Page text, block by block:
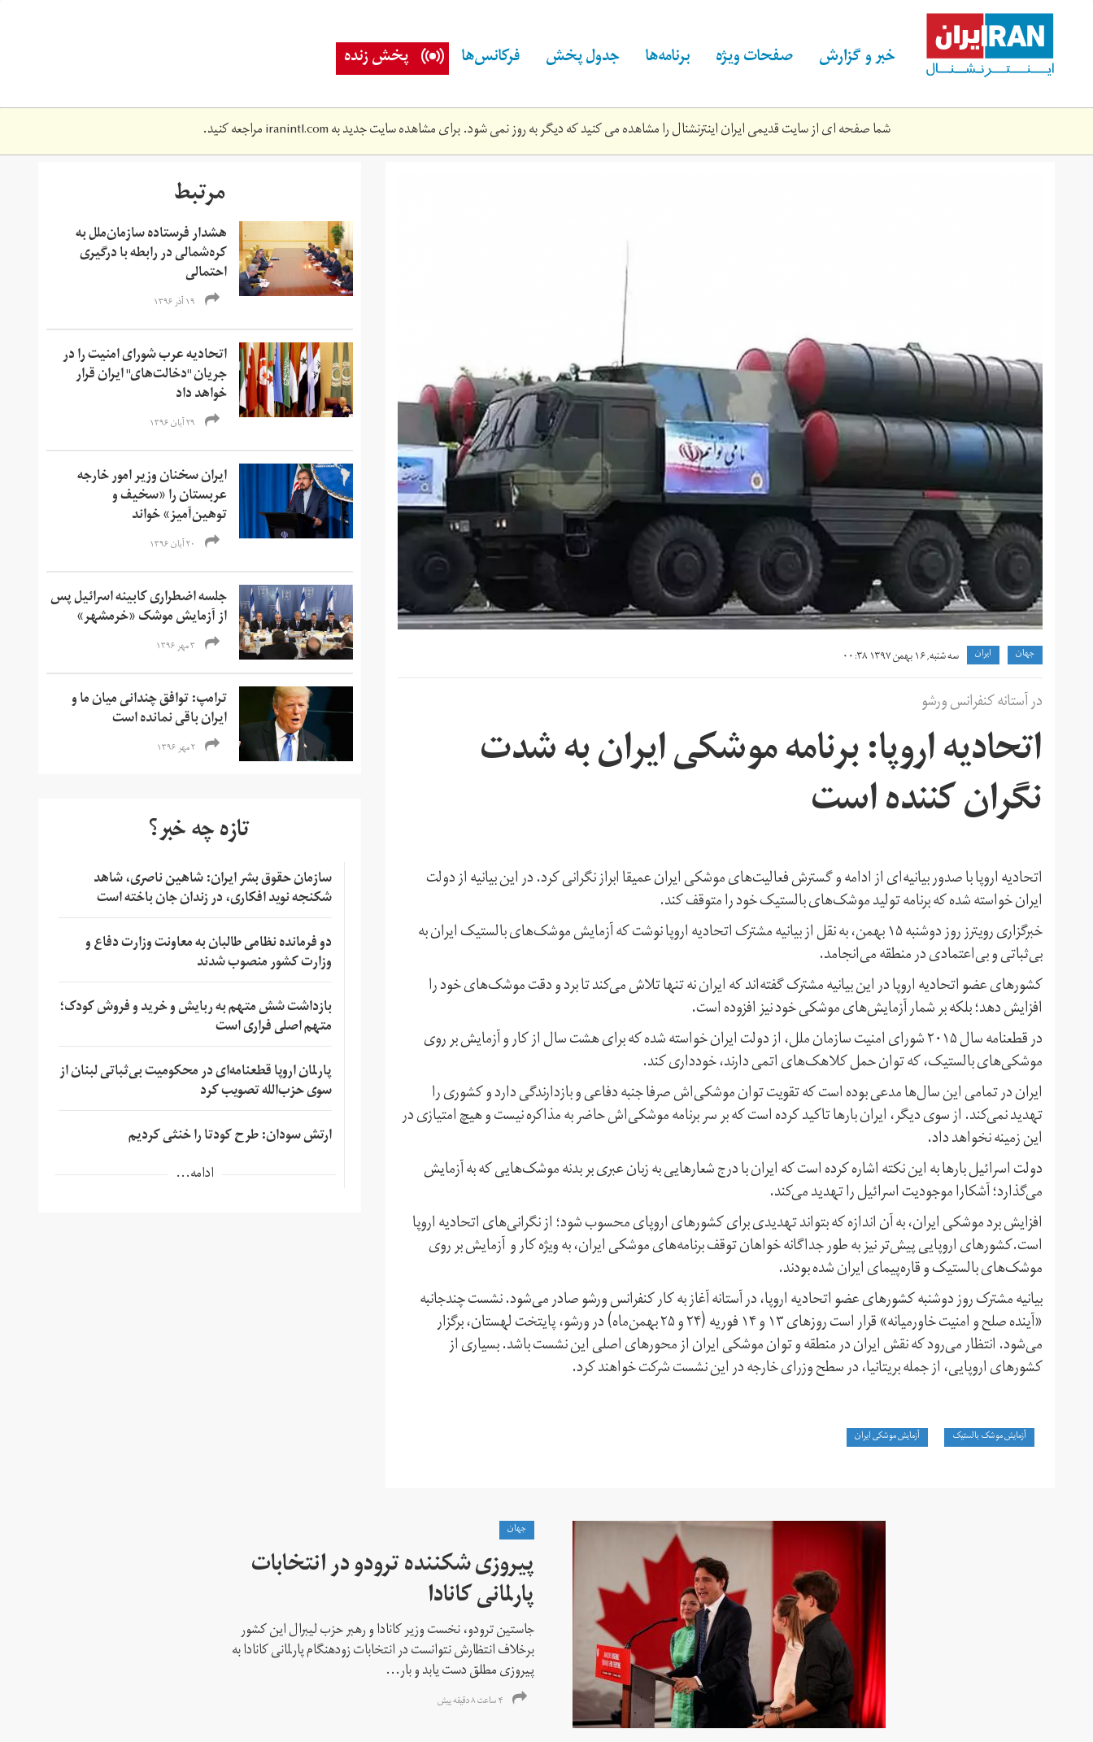
content خبر و گزارش صفحات ویژه برنامه‌ها جدول پخش فرکانس‌ها پخش زنده
شما صفحه ای از سایت قدیمی ایران اینترنشنال را مشاهده می کنید که دیگر به روز نمی شود. برای مشاهده سایت جدید بهiranintl.comمراجعه کنید.
جهان ايران سه شنبه, ۱۶ بهمن ۱۳۹۷ ۰۰:۳۸
در آستانه کنفرانس ورشو
اتحادیه اروپا: برنامه موشکی ایران به شدت
نگران کننده است
اتحادیه اروپا با صدور بیانیه‌ای از ادامه و گسترش فعالیت‌های موشکی ایران عمیقا ابراز نگرانی کرد. در این بیانیه از دولت
ایران خواسته شده که برنامه تولید موشک‌های بالستیک خود را متوقف کند.
خبرگزاری رویترز روز دوشنبه ۱۵ بهمن، به نقل از بیانیه مشترک اتحادیه اروپا نوشت که آزمایش موشک‌های بالستیک ایران به
بی‌ثباتی و بی‌اعتمادی در منطقه می‌انجامد.
کشورهای عضو اتحادیه اروپا در این بیانیه مشترک گفته‌اند که ایران نه تنها تلاش می‌کند تا برد و دقت موشک‌های خود را
افزایش دهد؛ بلکه بر شمار آزمایش‌های موشکی خود نیز افزوده است.
در قطعنامه سال ۲۰۱۵ شورای امنیت سازمان ملل، از دولت ایران خواسته شده که برای هشت سال از کار و آزمایش بر روی
موشکی‌های بالستیک، که توان حمل کلاهک‌های اتمی دارند، خودداری کند.
ایران در تمامی این سال‌ها مدعی بوده است که تقویت توان موشکی‌اش صرفا جنبه دفاعی و بازدارندگی دارد و کشوری را
تهدید نمی‌کند. از سوی دیگر، ایران بارها تاکید کرده است که بر سر برنامه موشکی‌اش حاضر به مذاکره نیست و هیچ امتیازی در
این زمینه نخواهد داد.
دولت اسرائیل بارها به این نکته اشاره کرده است که ایران با درج شعارهایی به زبان عبری بر بدنه موشک‌‌هایی که به آزمایش
می‌گذارد؛ آشکارا موجودیت اسرائیل را تهدید می‌کند.
افزایش برد موشکی ایران، به آن اندازه که بتواند تهدیدی برای کشورهای اروپای محسوب شود؛ از نگرانی‌های اتحادیه اروپا
است.کشورهای اروپایی پیش‌تر نیز به طور جداگانه خواهان توقف برنامه‌های موشکی ایران، به ویژه کار و آزمایش بر روی
موشک‌های بالستیک و قاره‌پیمای ایران شده بودند.
بیانیه مشترک روز دوشنبه کشورهای عضو اتحادیه اروپا، در آستانه آغاز به کار کنفرانس ورشو صادر می‌شود. نشست چندجانبه
«آینده صلح و امنیت خاورمیانه» قرار است روزهای ۱۳ و ۱۴ فوریه (۲۴ و ۲۵ بهمن‌ماه) در ورشو، پایتخت لهستان، برگزار
می‌شود. انتظار می‌رود که نقش ایران در منطقه و توان موشکی ایران از محورهای اصلی این نشست باشد. بسیاری از
کشورهای اروپایی، از جمله بریتانیا، در سطح وزرای خارجه در این نشست شرکت خواهند کرد.
آزمایش موشک بالستیک آزمایش موشکی ایران
مرتبط
هشدار فرستاده سازمان‌ملل به
کره‌شمالی در رابطه با درگیری
احتمالی
۱۹ آذر ۱۳۹۶
اتحادیه عرب شورای امنیت را در
جریان "دخالت‌های" ایران قرار
خواهد داد
۲۹ آبان ۱۳۹۶
ایران سخنان وزیر امور خارجه
عربستان را «سخیف و
توهین‌آمیز» خواند
۲۰ آبان ۱۳۹۶
جلسه اضطراری کابینه اسرائیل پس
از آزمایش موشک «خرمشهر»
۳ مهر ۱۳۹۶
ترامپ: توافق چندانی میان ما و
ایران باقی نمانده است
۲ مهر ۱۳۹۶
تازه چه خبر؟
سازمان حقوق بشر ایران: شاهین ناصری، شاهد
شکنجه نوید افکاری، در زندان جان باخته است
دو فرمانده نظامی طالبان به معاونت وزارت دفاع و
وزارت کشور منصوب شدند
بازداشت شش متهم به ربایش و خرید و فروش کودک؛
متهم اصلی فراری است
پارلمان اروپا قطعنامه‌ای در محکومیت بی‌ثباتی لبنان از
سوی حزب‌الله تصویب کرد
ارتش سودان: طرح کودتا را خنثی کردیم
ادامه...
جهان
پیروزی شکننده ترودو در انتخابات
پارلمانی کانادا
جاستین ترودو، نخست وزیر کانادا و رهبر حزب لیبرال این کشور
برخلاف انتظارش نتوانست در انتخابات زود‌هنگام پارلمانی کانادا به
پیروزی مطلق دست یابد و بار...
۴ ساعت ۸ دقیقه پیش